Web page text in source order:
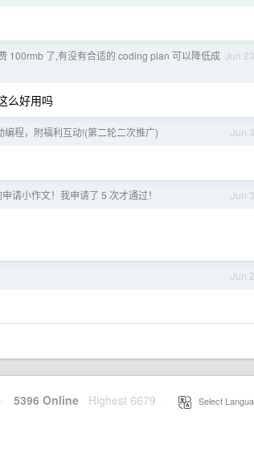
Jun 23
100rmb 了,有没有合适的 coding plan 可以降低成
么好用吗
Jun 3
程，附福利互动!(第二轮二次推广)
Jun 3
请小作文！我申请了 5 次才通过！
Jun 2
· 5396 Online Highest 6679 Select